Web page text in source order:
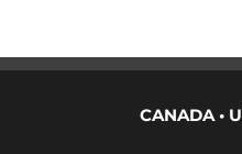
CANADA •